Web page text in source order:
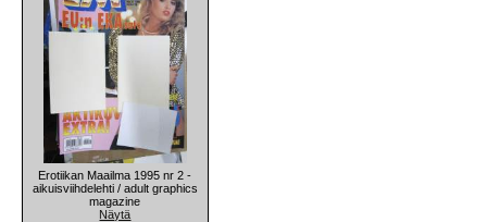
Erotiikan Maailma 1995 nr 2 -
aikuisviihdelehti / adult graphics
magazine
Näytä